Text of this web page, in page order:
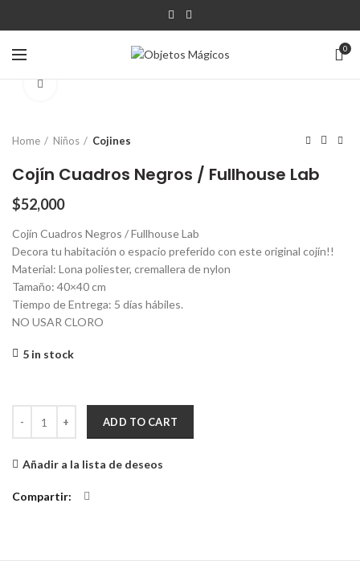
0
Home Niños Cojines
Cojín Cuadros Negros / Fullhouse Lab
$52,000
Cojín Cuadros Negros / Fullhouse Lab
Decora tu habitación o espacio preferido con este original cojín!!
Material: Lona poliester, cremallera de nylon
Tamaño: 40×40 cm
Tiempo de Entrega: 5 días hábiles.
NO USAR CLORO
5 in stock
ADD TO CART
Añadir a la lista de deseos
Compartir